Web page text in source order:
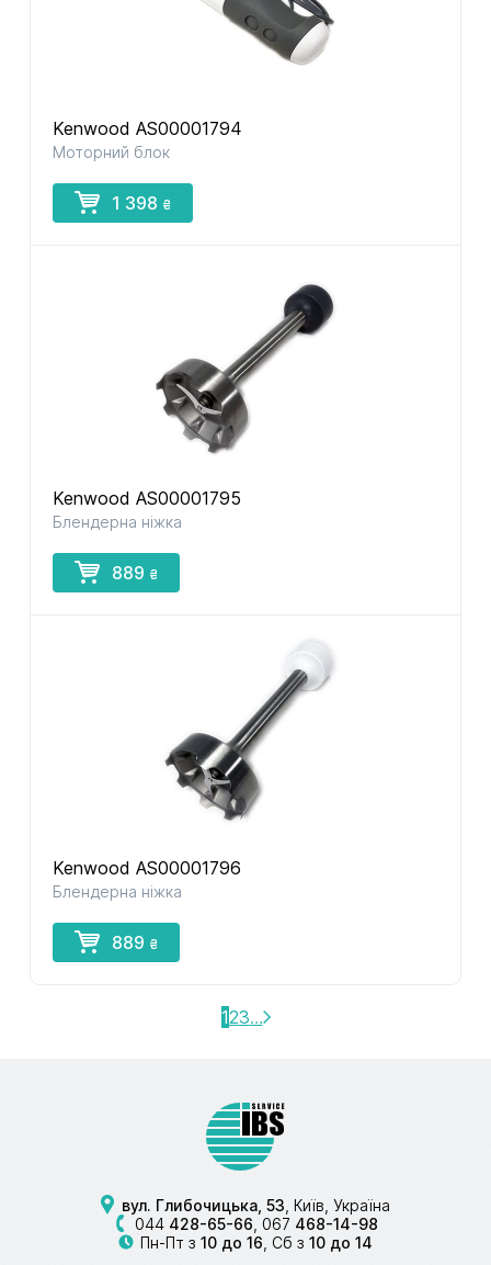
Kenwood AS00001794
Моторний блок
1 398 ₴
Kenwood AS00001795
Блендерна ніжка
889 ₴
Kenwood AS00001796
Блендерна ніжка
889 ₴
123…
вул. Глибочицька, 53 , Київ, Україна
044 428-65-66 067 468-14-98
Пн-Пт з 10 до 16 , Сб з 10 до 14